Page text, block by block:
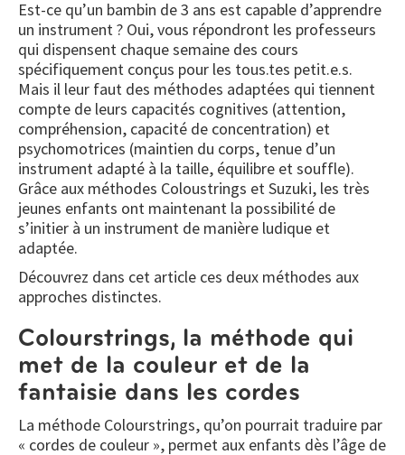
Est-ce qu’un bambin de 3 ans est capable d’apprendre
un instrument ? Oui, vous répondront les professeurs
qui dispensent chaque semaine des cours
spécifiquement conçus pour les tous.tes petit.e.s.
Mais il leur faut des méthodes adaptées qui tiennent
compte de leurs capacités cognitives (attention,
compréhension, capacité de concentration) et
psychomotrices (maintien du corps, tenue d’un
instrument adapté à la taille, équilibre et souffle).
Grâce aux méthodes Coloustrings et Suzuki, les très
jeunes enfants ont maintenant la possibilité de
s’initier à un instrument de manière ludique et
adaptée.
Découvrez dans cet article ces deux méthodes aux
approches distinctes.
Colourstrings, la méthode qui
met de la couleur et de la
fantaisie dans les cordes
La méthode Colourstrings, qu’on pourrait traduire par
« cordes de couleur », permet aux enfants dès l’âge de